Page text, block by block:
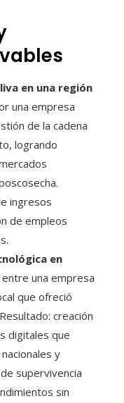
en una región
una empresa
de la cadena
logrando
ingresos
de empleos
en
entre una empresa
que ofreció
creación
digitales que
y
supervivencia
sin